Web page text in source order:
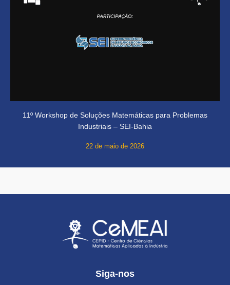
11º Workshop de Soluções Matemáticas para Problemas
Industriais – SEI-Bahia
22 de maio de 2026
Siga-nos